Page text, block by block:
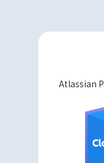
Atlassian